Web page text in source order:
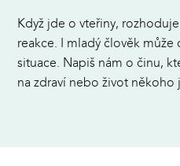
Když jde o vteřiny,
reakce. I mladý člověk může
situace. Napiš nám o činu,
na zdraví nebo život někoho